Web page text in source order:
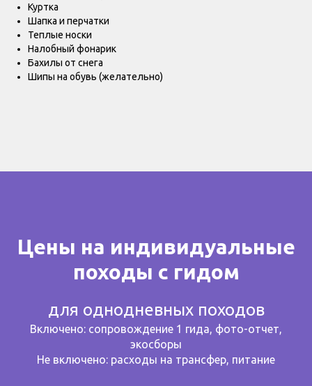
Куртка
Шапка и перчатки
Теплые носки
Налобный фонарик
Бахилы от снега
Шипы на обувь (желательно)
Цены на индивидуальные
походы с гидом
для однодневных походов
Включено: сопровождение 1 гида, фото-отчет,
экосборы
Не включено: расходы на трансфер, питание